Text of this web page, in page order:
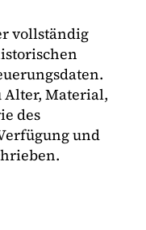
vollständig
Material,
des
und